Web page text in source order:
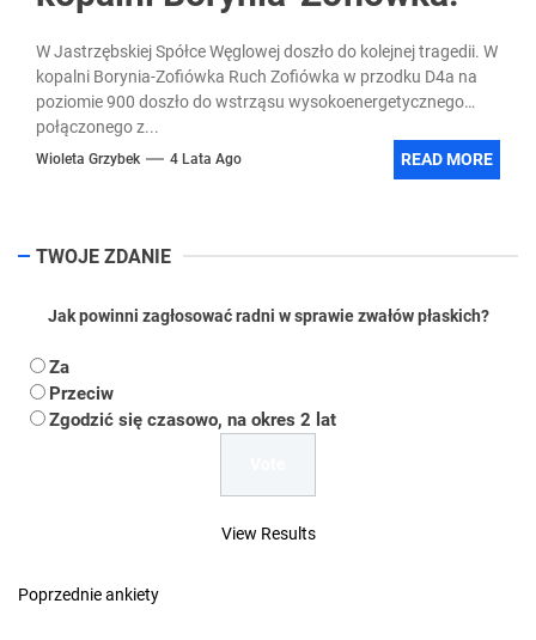
W Jastrzębskiej Spółce Węglowej doszło do kolejnej tragedii. W
kopalni Borynia-Zofiówka Ruch Zofiówka w przodku D4a na
poziomie 900 doszło do wstrząsu wysokoenergetycznego
połączonego z...
Wioleta Grzybek 4 Lata Ago READ MORE
TWOJE ZDANIE
Jak powinni zagłosować radni w sprawie zwałów płaskich?
Za
Przeciw
Zgodzić się czasowo, na okres 2 lat
View Results
Poprzednie ankiety